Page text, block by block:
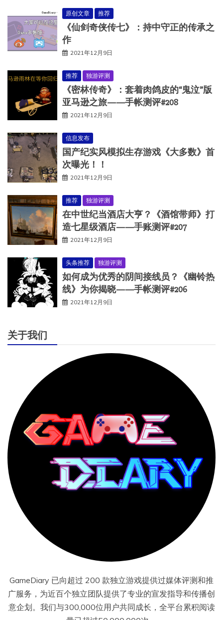
原创文章 推荐
《仙剑奇侠传七》：持中守正的传承之
作
2021年12月9日
推荐 独游评测
《密林传奇》：套着肉鸽皮的“鬼泣”版
亚马逊之旅——手帐测评#208
2021年12月9日
信息发布
国产纪实风模拟生存游戏《大多数》首
次曝光！！
2021年12月9日
推荐 独游评测
在中世纪当酒店大亨？《酒馆带师》打
造七星级酒店——手账测评#207
2021年12月9日
头条推荐 独游评测
如何成为优秀的阴间接线员？《幽铃热
线》为你揭晓——手帐测评#206
2021年12月9日
关于我们
GameDiary 已向超过 200 款独立游戏提供过媒体评测和推
广服务，为近百个独立团队提供了专业的宣发指导和传播创
意企划。我们与300,000位用户共同成长，全平台累积阅读